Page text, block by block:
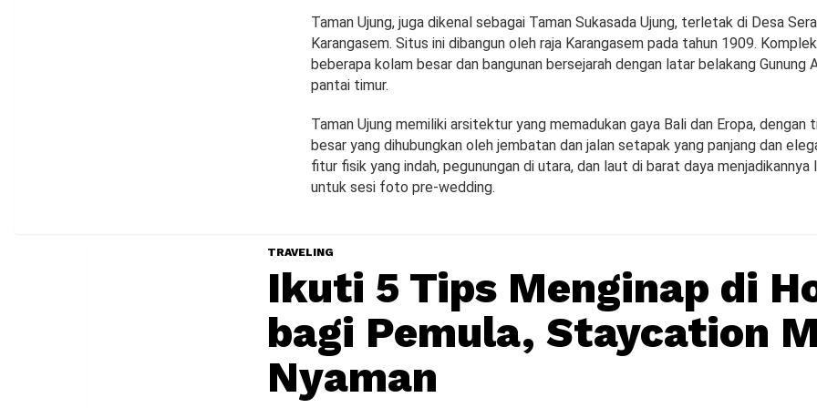
Taman Ujung, juga dikenal sebagai Taman Sukasada Ujung, terletak di Desa
Karangasem. Situs ini dibangun oleh raja Karangasem pada tahun 1909.
beberapa kolam besar dan bangunan bersejarah dengan latar belakang Gunung
pantai timur.
Taman Ujung memiliki arsitektur yang memadukan gaya Bali dan Eropa, dengan
besar yang dihubungkan oleh jembatan dan jalan setapak yang panjang dan
fitur fisik yang indah, pegunungan di utara, dan laut di barat daya
untuk sesi foto pre-wedding.
TRAVELING
Ikuti 5 Tips Menginap di
bagi Pemula, Staycation
Nyaman